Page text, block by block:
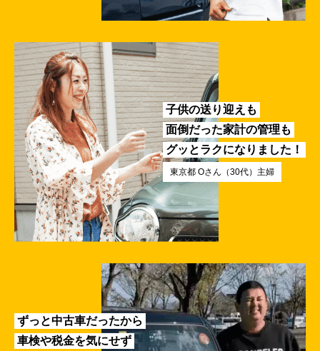
子供の送り迎えも
面倒だった家計の管理も
グッとラクになりました！
東京都 Oさん（30代）主婦
ずっと中古車だったから
車検や税金を気にせず